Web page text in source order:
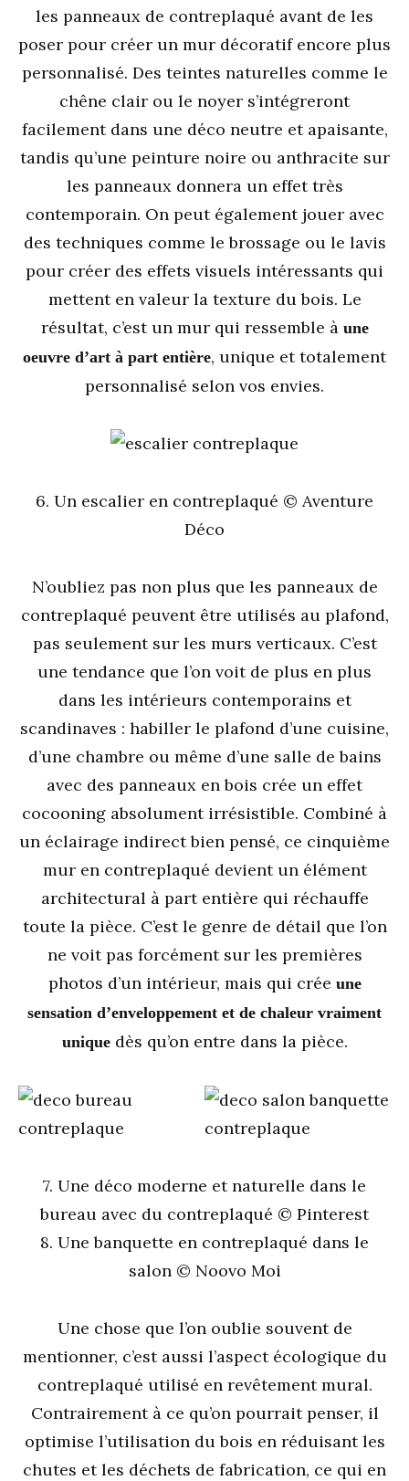
les panneaux de contreplaqué avant de les
poser pour créer un mur décoratif encore plus
personnalisé. Des teintes naturelles comme le
chêne clair ou le noyer s’intégreront
facilement dans une déco neutre et apaisante,
tandis qu’une peinture noire ou anthracite sur
les panneaux donnera un effet très
contemporain. On peut également jouer avec
des techniques comme le brossage ou le lavis
pour créer des effets visuels intéressants qui
mettent en valeur la texture du bois. Le
résultat, c’est un mur qui ressemble à une
oeuvre d’art à part entière, unique et totalement
personnalisé selon vos envies.
6. Un escalier en contreplaqué © Aventure
Déco
N’oubliez pas non plus que les panneaux de
contreplaqué peuvent être utilisés au plafond,
pas seulement sur les murs verticaux. C’est
une tendance que l’on voit de plus en plus
dans les intérieurs contemporains et
scandinaves : habiller le plafond d’une cuisine,
d’une chambre ou même d’une salle de bains
avec des panneaux en bois crée un effet
cocooning absolument irrésistible. Combiné à
un éclairage indirect bien pensé, ce cinquième
mur en contreplaqué devient un élément
architectural à part entière qui réchauffe
toute la pièce. C’est le genre de détail que l’on
ne voit pas forcément sur les premières
photos d’un intérieur, mais qui crée une
sensation d’enveloppement et de chaleur vraiment
uniquedès qu’on entre dans la pièce.
7. Une déco moderne et naturelle dans le
bureau avec du contreplaqué © Pinterest
8. Une banquette en contreplaqué dans le
salon © Noovo Moi
Une chose que l’on oublie souvent de
mentionner, c’est aussi l’aspect écologique du
contreplaqué utilisé en revêtement mural.
Contrairement à ce qu’on pourrait penser, il
optimise l’utilisation du bois en réduisant les
chutes et les déchets de fabrication, ce qui en